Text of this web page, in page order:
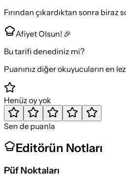
Fırından çıkardıktan sonra biraz
Afiyet Olsun! 🎉
Bu tarifi denediniz mi?
Puanınız diğer okuyucuların en
Henüz oy yok
Sen de puanla
Editörün Notları
Püf Noktaları